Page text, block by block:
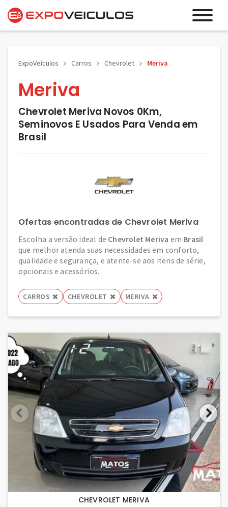
ExpoVeículos Carros Chevrolet Meriva
Meriva
Chevrolet Meriva Novos 0Km,
Seminovos E Usados Para Venda em
Brasil
Ofertas encontradas de Chevrolet Meriva
Escolha a versão ideal de Chevrolet Meriva em Brasil
que melhor atenda suas necessidades em conforto,
qualidade e segurança, e atente-se aos itens de série,
opcionais e acessórios.
CARROS CHEVROLET MERIVA
CHEVROLET MERIVA